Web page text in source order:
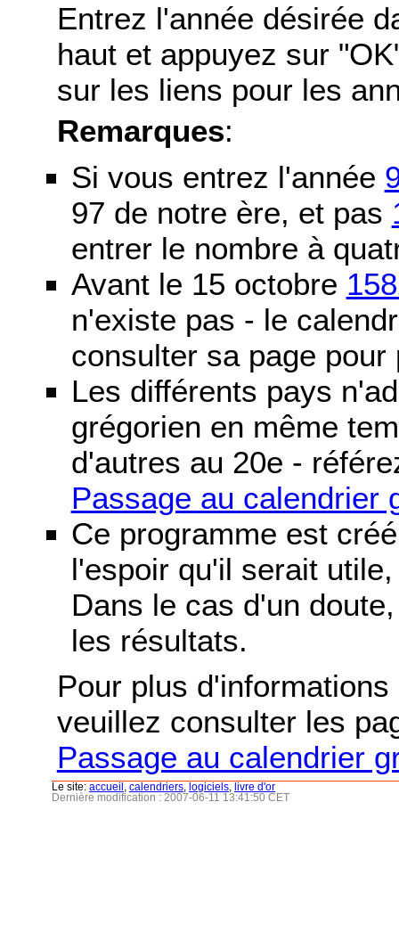
Entrez l'année désirée
haut et appuyez sur
sur les liens pour les
Remarques:
Si vous entrez l'année
97 de notre ère, et pas
entrer le nombre à
Avant le 15 octobre
n'existe pas - le
consulter sa page pour
Les différents pays
grégorien en même
d'autres au 20e -
Passage au calendrier
Ce programme est
l'espoir qu'il serait
Dans le cas d'un
les résultats.
Pour plus
veuillez consulter les
Passage au calendrier
Le site: accueil calendriers logiciels
livre d'or
Dernière modification : 2007-06-11 13:41:50 CET